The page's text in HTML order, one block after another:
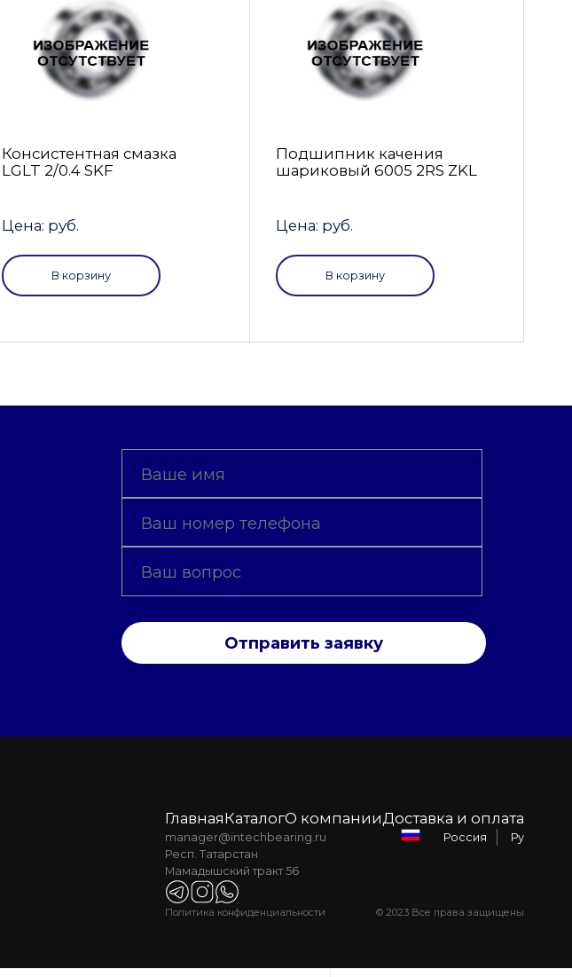
Консистентная смазка
LGLT 2/0.4 SKF
Цена: руб.
В корзину
Подшипник качения
шариковый 6005 2RS ZKL
Цена: руб.
В корзину
Отправить заявку
ГлавнаяКаталогО компанииДоставка и оплата
manager@intechbearing.ru
Респ. Татарстан
Мамадышский тракт 56
Россия Ру
Политика конфиденциальности © 2023 Все права защищены